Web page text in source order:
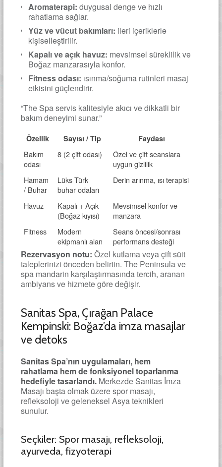
Aromaterapi: duygusal denge ve hızlı
rahatlama sağlar.
Yüz ve vücut bakımları: ileri içeriklerle
kişiselleştirilir.
Kapalı ve açık havuz: mevsimsel süreklilik ve
Boğaz manzarasıyla konfor.
Fitness odası: ısınma/soğuma rutinleri masaj
etkisini güçlendirir.
“The Spa servis kalitesiyle akıcı ve dikkatli bir
bakım deneyimi sunar.”
Özellik Sayısı / Tip Faydası
Bakım
odası
8 (2 çift odası)
Özel ve çift seanslara
uygun gizlilik
Hamam
/ Buhar
Lüks Türk
buhar odaları
Derin arınma, ısı terapisi
Havuz
Kapalı + Açık
(Boğaz kıyısı)
Mevsimsel konfor ve
manzara
Fitness
Modern
ekipmanlı alan
Seans öncesi/sonrası
performans desteği
Rezervasyon notu: Özel kutlama veya çift süit
taleplerinizi önceden belirtin. The Peninsula ve
spa mandarin karşılaştırmasında tercih, aranan
ambiyans ve hizmete göre değişir.
Sanitas Spa, Çırağan Palace
Kempinski: Boğaz’da imza masajlar
ve detoks
Sanitas Spa’nın uygulamaları, hem
rahatlama hem de fonksiyonel toparlanma
hedefiyle tasarlandı.Merkezde Sanitas İmza
Masajı başta olmak üzere spor masajı,
refleksoloji ve geleneksel Asya teknikleri
sunulur.
Seçkiler: Spor masajı, refleksoloji,
ayurveda, fizyoterapi